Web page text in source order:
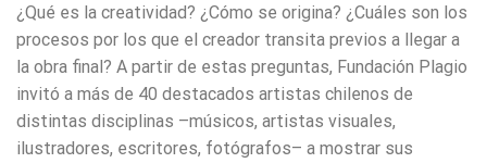
¿Qué es la creatividad? ¿Cómo se origina? ¿Cuáles son los
procesos por los que el creador transita previos a llegar a
la obra final? A partir de estas preguntas, Fundación Plagio
invitó a más de 40 destacados artistas chilenos de
distintas disciplinas –músicos, artistas visuales,
ilustradores, escritores, fotógrafos– a mostrar sus